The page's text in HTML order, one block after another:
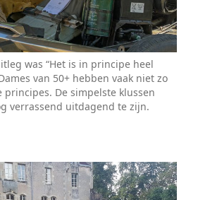
was “Het is in principe heel
van 50+ hebben vaak niet zo
principes. De simpelste klussen
verrassend uitdagend te zijn.